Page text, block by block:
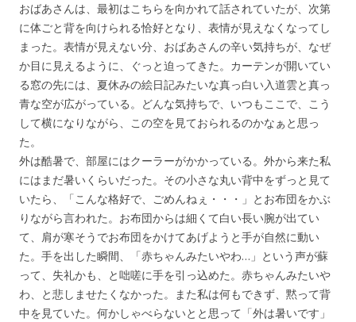
おばあさんは、最初はこちらを向かれて話されていたが、次第
に体ごと背を向けられる恰好となり、表情が見えなくなってし
まった。表情が見えない分、おばあさんの辛い気持ちが、なぜ
か目に見えるように、ぐっと迫ってきた。カーテンが開いてい
る窓の先には、夏休みの絵日記みたいな真っ白い入道雲と真っ
青な空が広がっている。どんな気持ちで、いつもここで、こう
して横になりながら、この空を見ておられるのかなぁと思っ
た。
外は酷暑で、部屋にはクーラーがかかっている。外から来た私
にはまだ暑いくらいだった。その小さな丸い背中をずっと見て
いたら、「こんな格好で、ごめんねぇ・・・」とお布団をかぶ
りながら言われた。お布団からは細くて白い長い腕が出てい
て、肩が寒そうでお布団をかけてあげようと手が自然に動い
た。手を出した瞬間、「赤ちゃんみたいやわ…」という声が蘇
って、失礼かも、と咄嗟に手を引っ込めた。赤ちゃんみたいや
わ、と悲しませたくなかった。また私は何もできず、黙って背
中を見ていた。何かしゃべらないとと思って「外は暑いです」